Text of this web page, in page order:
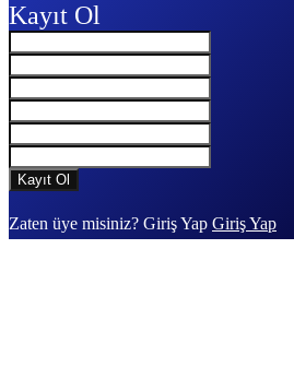
Kayıt Ol
Zaten üye misiniz? Giriş Yap Giriş Yap